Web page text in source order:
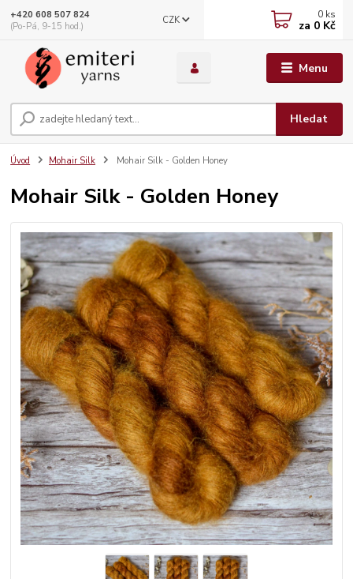
Menu
CZK
Hledat
+420 608 507 824
(Po-Pá, 9-15 hod.)
0 ks
za 0 Kč
Úvod Mohair Silk Mohair Silk - Golden Honey
Mohair Silk - Golden Honey